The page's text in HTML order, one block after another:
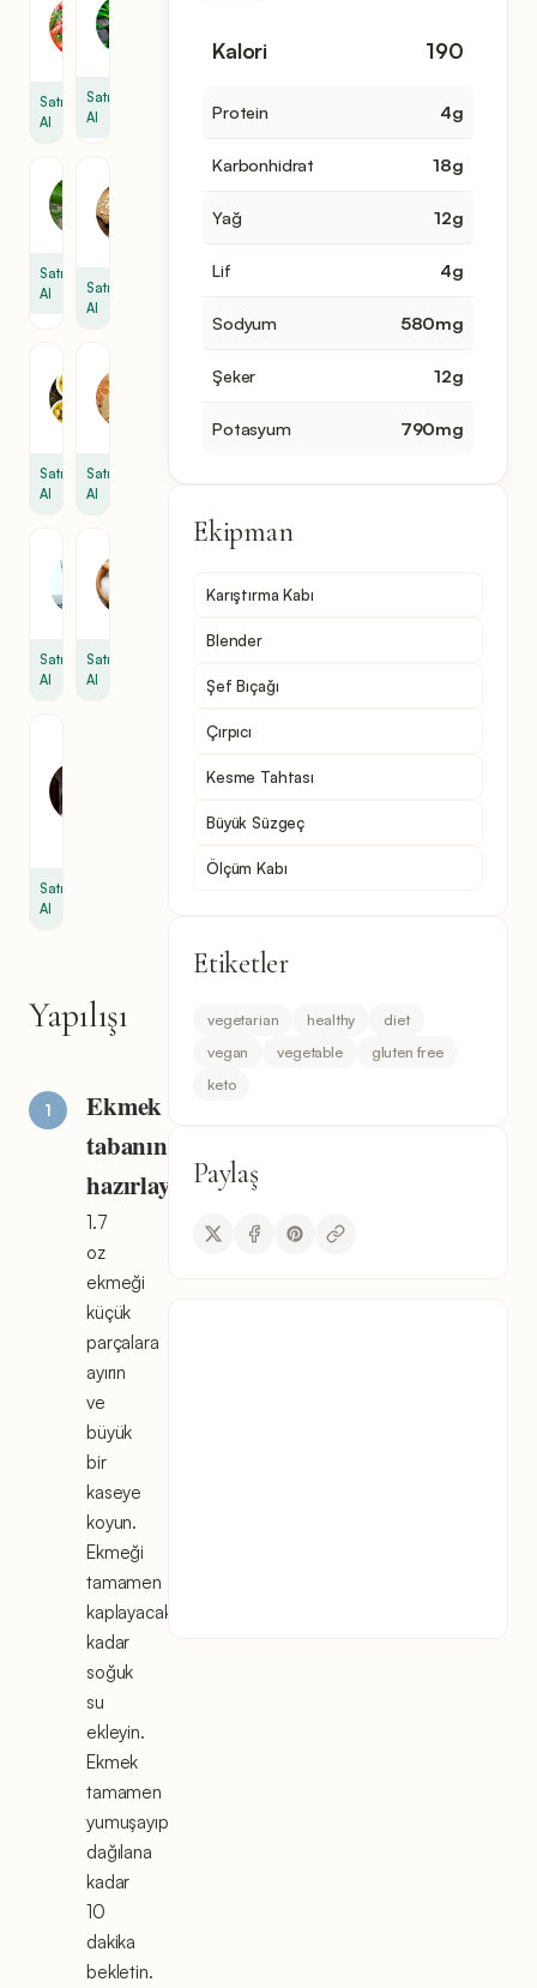
Satın
Al
Satın
Al
Satın
Al
Satın
Al
Satın
Al
Satın
Al
Satın
Al
Satın
Al
Satın
Al
Yapılışı
Ekmek
tabanını
hazırlayın
1.7
oz
ekmeği
küçük
parçalara
ayırın
ve
büyük
bir
kaseye
koyun.
Ekmeği
tamamen
kaplayacak
kadar
soğuk
su
ekleyin.
Ekmek
tamamen
yumuşayıp
dağılana
kadar
10
dakika
bekletin.
Kalori 190
Protein 4g
Karbonhidrat 18g
Yağ 12g
Lif 4g
Sodyum 580mg
Şeker 12g
Potasyum 790mg
Ekipman
Karıştırma Kabı
Blender
Şef Bıçağı
Çırpıcı
Kesme Tahtası
Büyük Süzgeç
Ölçüm Kabı
Etiketler
vegetarian healthy
diet
vegan
vegetable
gluten free
keto
Paylaş